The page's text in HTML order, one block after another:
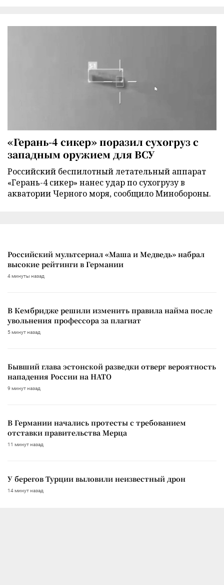
«Герань-4 сикер» поразил сухогруз с
западным оружием для ВСУ
Российский беспилотный летательный аппарат
«Герань-4 сикер» нанес удар по сухогрузу в
акватории Черного моря, сообщило Минобороны.
Российский мультсериал «Маша и Медведь» набрал
высокие рейтинги в Германии
4 минуты назад
В Кембридже решили изменить правила найма после
увольнения профессора за плагиат
5 минут назад
Бывший глава эстонской разведки отверг вероятность
нападения России на НАТО
9 минут назад
В Германии начались протесты с требованием
отставки правительства Мерца
11 минут назад
У берегов Турции выловили неизвестный дрон
14 минут назад